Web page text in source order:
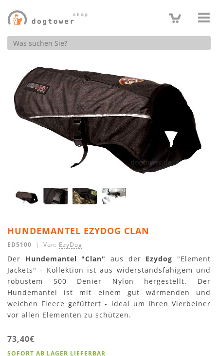
Produktsuche
HUNDEMANTEL EZYDOG CLAN
ED5100 | Von: EzyDog
Der Hundemantel "Clan" aus der Ezydog "Element
Jackets" - Kollektion ist aus widerstandsfähigem und
robustem 500 Denier Nylon hergestellt. Der
Hundemantel ist mit einem gut wärmenden und
weichen Fleece gefüttert - ideal um Ihren Vierbeiner
vor allen Elementen zu schützen.
73,40€
SOFORT AB LAGER LIEFERBAR